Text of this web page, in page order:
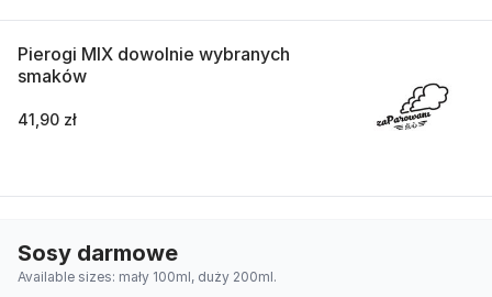
Pierogi MIX dowolnie wybranych
smaków
41,90 zł
Sosy darmowe
Available sizes: mały 100ml, duży 200ml.